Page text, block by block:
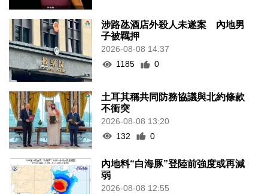
涉路氹酒店外殺人未遂案 內地男
子被羈押
2026-08-08 14:37
1185
0
土耳其稱共同防務協議與北約條款
不衝突
2026-08-08 13:20
132
0
內地料“白海豚”登陸前強度或再減
弱
2026-08-08 12:55